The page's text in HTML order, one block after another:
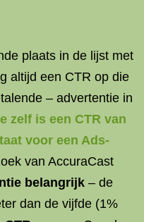
plaats in de lijst met
altijd een CTR op die
– advertentie in
zelf is een CTR van
voor een Ads-
van AccuraCast
belangrijk – de
dan de vijfde (1%